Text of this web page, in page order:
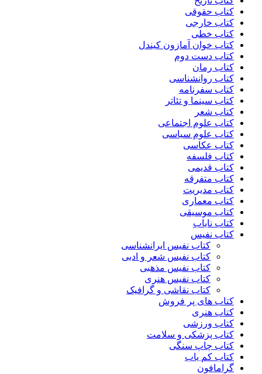
کتاب حقوقی
کتاب خارجی
کتاب خطی
کتاب خوان آمازون کیندل
کتاب دست دوم
کتاب رمان
کتاب روانشناسی
کتاب سفرنامه
کتاب سینما و تئاتر
کتاب شعر
کتاب علوم اجتماعی
کتاب علوم سیاسی
کتاب عکاسی
کتاب فلسفه
کتاب قدیمی
کتاب متفرقه
کتاب مدیریت
کتاب معماری
کتاب موسیقی
کتاب نایاب
کتاب نفیس
کتاب نفیس ایرانشناسی
کتاب نفیس شعر و ادبی
کتاب نفیس مذهبی
کتاب نفیس هنری
کتاب نقاشی و گرافیک
کتاب های پر فروش
کتاب هنری
کتاب ورزشی
کتاب پزشکی و سلامت
کتاب چاپ سنگی
کتاب کم یاب
گرامافون